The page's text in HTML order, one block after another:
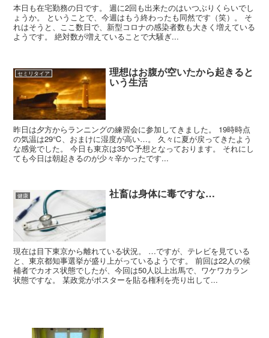
本日も在宅勤務の日です。 週に2回も出来たのはいつぶりくらいでし
ょうか。 ということで、今週はもう終わったも同然です（笑）。 そ
れはそうと、ここ数日で、新型コロナの感染者数も大きく増えている
ようです。 絶対数が増えていることで大騒ぎ...
セミリタイア 理想はお腹が空いたから起きると
いう生活
昨日は夕方からランニングの練習会に参加してきました。 19時時点
の気温は29℃、おまけに湿度が高い…。 久々に夏が戻ってきたよう
な感覚でした。 今日も東京は35℃予想となっております。 それにし
ても今日は朝起きるのが少々辛かったです...
健康 社畜は身体に毒ですな…
現在は目下東京から離れている状況。 …ですが、テレビを見ている
と、東京都知事選挙が盛り上がっているようです。 前回は22人の候
補者でカオス状態でしたが、今回は50人以上出馬で、ワケワカラン
状態ですな。 某政党がポスターを貼る権利を売り出して...